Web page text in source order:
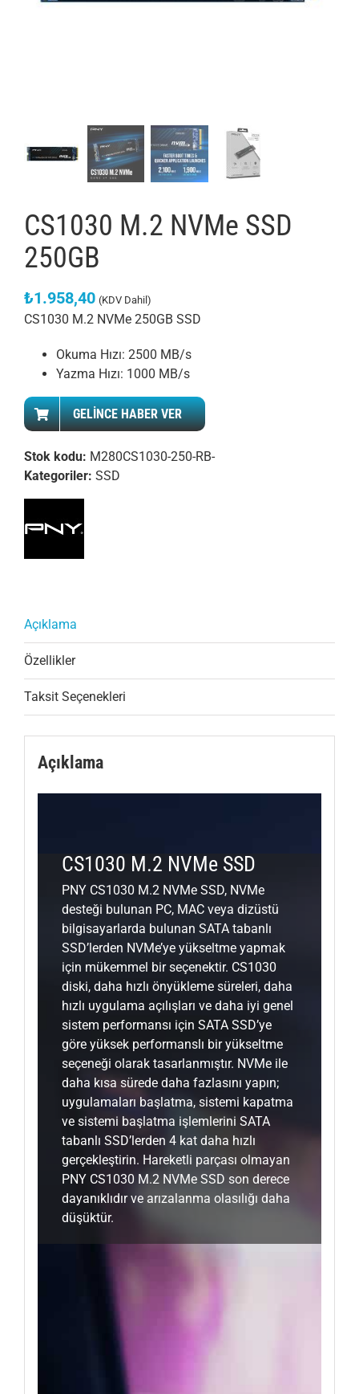
ÇÖZÜMLERİMİZ
CS1030 M.2 NVMe SSD
250GB
₺1.958,40 (KDV Dahil)
CS1030 M.2 NVMe 250GB SSD
Okuma Hızı: 2500 MB/s
Yazma Hızı: 1000 MB/s
GELINCE HABER VER
Stok kodu: M280CS1030-250-RB-
Kategoriler: SSD
Açıklama
Özellikler
Taksit Seçenekleri
Açıklama
CS1030 M.2 NVMe SSD
PNY CS1030 M.2 NVMe SSD, NVMe
desteği bulunan PC, MAC veya dizüstü
bilgisayarlarda bulunan SATA tabanlı
SSD’lerden NVMe’ye yükseltme yapmak
için mükemmel bir seçenektir. CS1030
diski, daha hızlı önyükleme süreleri, daha
hızlı uygulama açılışları ve daha iyi genel
sistem performansı için SATA SSD’ye
göre yüksek performanslı bir yükseltme
seçeneği olarak tasarlanmıştır. NVMe ile
daha kısa sürede daha fazlasını yapın;
uygulamaları başlatma, sistemi kapatma
ve sistemi başlatma işlemlerini SATA
tabanlı SSD’lerden 4 kat daha hızlı
gerçekleştirin. Hareketli parçası olmayan
PNY CS1030 M.2 NVMe SSD son derece
dayanıklıdır ve arızalanma olasılığı daha
düşüktür.